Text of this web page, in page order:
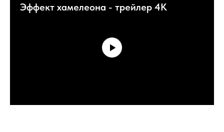
Эффект хамелеона - трейлер 4K